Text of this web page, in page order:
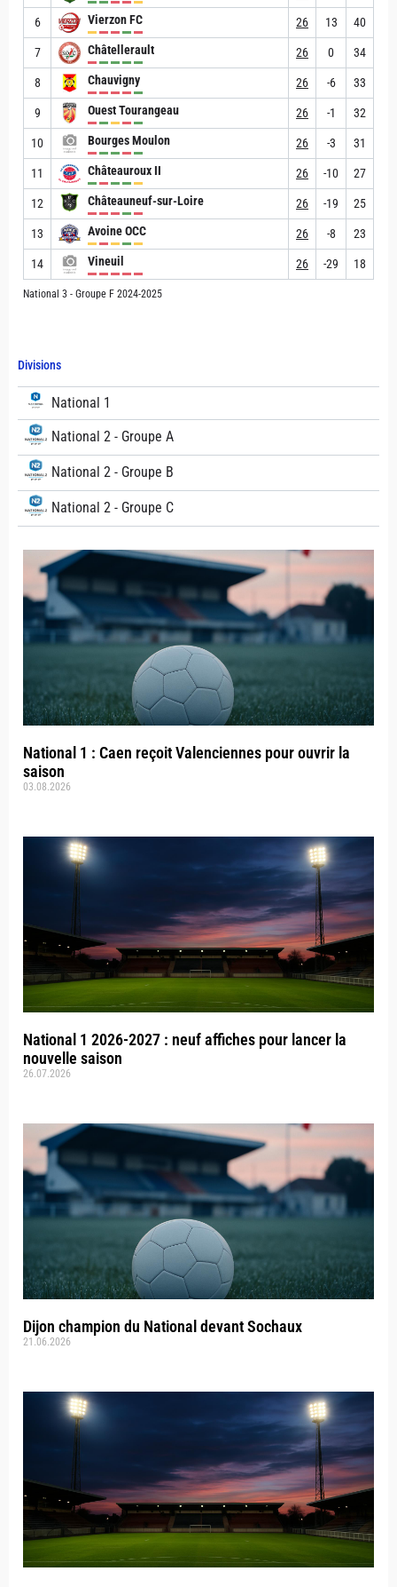
Divisions
National 1
National 2 - Groupe A
National 2 - Groupe B
National 2 - Groupe C
National 1 : Caen reçoit Valenciennes pour ouvrir la
saison
03.08.2026
National 1 2026-2027 : neuf affiches pour lancer la
nouvelle saison
26.07.2026
Dijon champion du National devant Sochaux
21.06.2026
6 Vierzon FC 26 13 40
7 Châtellerault 26 0 34
8 Chauvigny 26 -6 33
9 Ouest Tourangeau 26 -1 32
10 Bourges Moulon 26 -3 31
11 Châteauroux II 26 -10 27
12 Châteauneuf-sur-Loire 26 -19 25
13 Avoine OCC 26 -8 23
14 Vineuil 26 -29 18
National 3 - Groupe F 2024-2025